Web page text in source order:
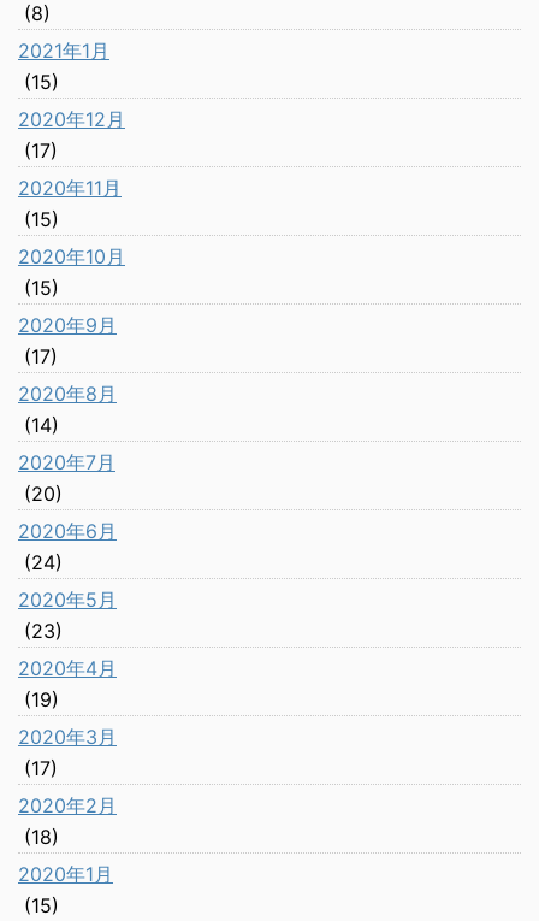
(8)
2021年1月
(15)
2020年12月
(17)
2020年11月
(15)
2020年10月
(15)
2020年9月
(17)
2020年8月
(14)
2020年7月
(20)
2020年6月
(24)
2020年5月
(23)
2020年4月
(19)
2020年3月
(17)
2020年2月
(18)
2020年1月
(15)